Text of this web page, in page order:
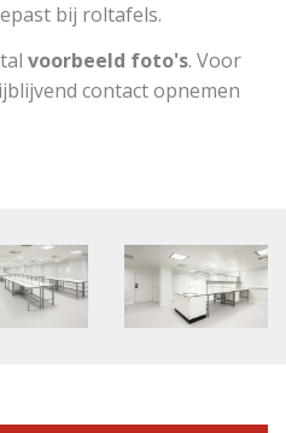
bij roltafels.
voorbeeld foto's. Voor
contact opnemen